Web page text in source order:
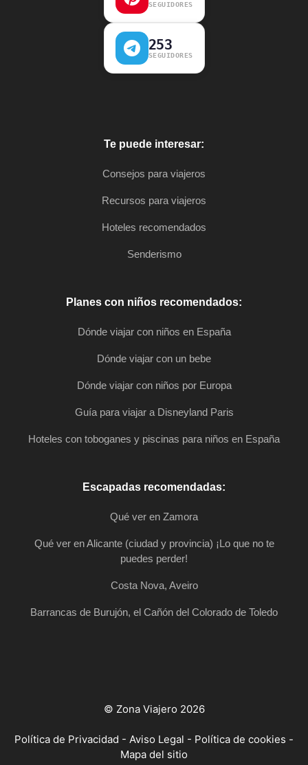
SEGUIDORES
253
SEGUIDORES
Te puede interesar:
Consejos para viajeros
Recursos para viajeros
Hoteles recomendados
Senderismo
Planes con niños recomendados:
Dónde viajar con niños en España
Dónde viajar con un bebe
Dónde viajar con niños por Europa
Guía para viajar a Disneyland Paris
Hoteles con toboganes y piscinas para niños en España
Escapadas recomendadas:
Qué ver en Zamora
Qué ver en Alicante (ciudad y provincia) ¡Lo que no te
puedes perder!
Costa Nova, Aveiro
Barrancas de Burujón, el Cañón del Colorado de Toledo
© Zona Viajero 2026
Política de Privacidad - Aviso Legal - Política de cookies -
Mapa del sitio